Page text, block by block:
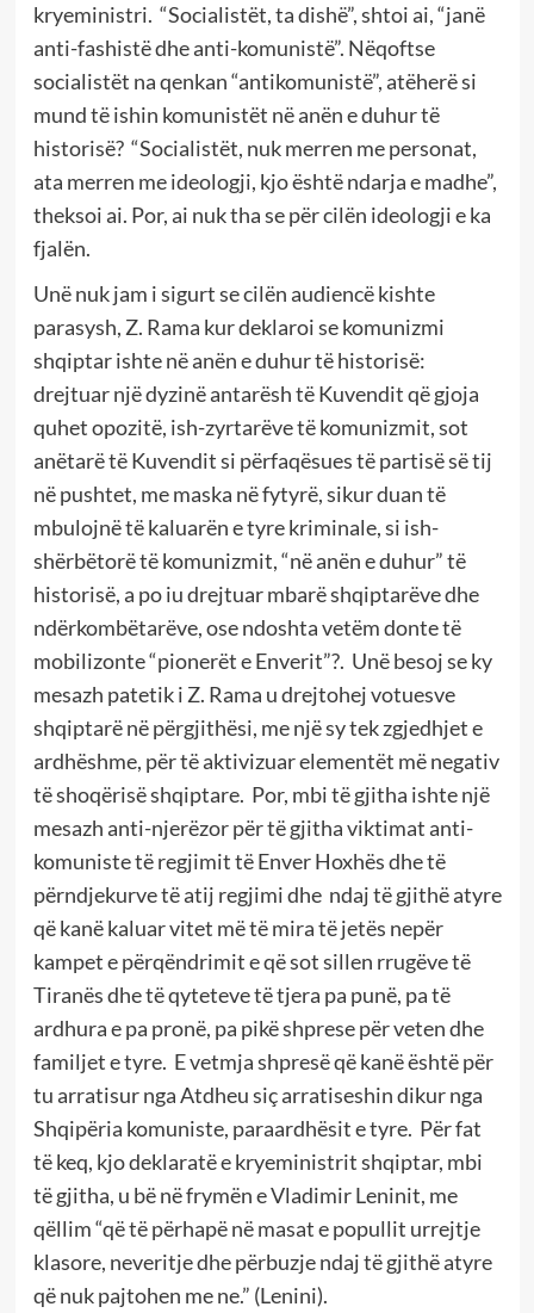
kryeministri. “Socialistët, ta dishë”, shtoi ai, “janë
anti-fashistë dhe anti-komunistë”. Nëqoftse
socialistët na qenkan “antikomunistë”, atëherë si
mund të ishin komunistët në anën e duhur të
historisë? “Socialistët, nuk merren me personat,
ata merren me ideologji, kjo është ndarja e madhe”,
theksoi ai. Por, ai nuk tha se për cilën ideologji e ka
fjalën.
Unë nuk jam i sigurt se cilën audiencë kishte
parasysh, Z. Rama kur deklaroi se komunizmi
shqiptar ishte në anën e duhur të historisë:
drejtuar një dyzinë antarësh të Kuvendit që gjoja
quhet opozitë, ish-zyrtarëve të komunizmit, sot
anëtarë të Kuvendit si përfaqësues të partisë së tij
në pushtet, me maska në fytyrë, sikur duan të
mbulojnë të kaluarën e tyre kriminale, si ish-
shërbëtorë të komunizmit, “në anën e duhur” të
historisë, a po iu drejtuar mbarë shqiptarëve dhe
ndërkombëtarëve, ose ndoshta vetëm donte të
mobilizonte “pionerët e Enverit”?. Unë besoj se ky
mesazh patetik i Z. Rama u drejtohej votuesve
shqiptarë në përgjithësi, me një sy tek zgjedhjet e
ardhëshme, për të aktivizuar elementët më negativ
të shoqërisë shqiptare. Por, mbi të gjitha ishte një
mesazh anti-njerëzor për të gjitha viktimat anti-
komuniste të regjimit të Enver Hoxhës dhe të
përndjekurve të atij regjimi dhe ndaj të gjithë atyre
që kanë kaluar vitet më të mira të jetës nepër
kampet e përqëndrimit e që sot sillen rrugëve të
Tiranës dhe të qyteteve të tjera pa punë, pa të
ardhura e pa pronë, pa pikë shprese për veten dhe
familjet e tyre. E vetmja shpresë që kanë është për
tu arratisur nga Atdheu siç arratiseshin dikur nga
Shqipëria komuniste, paraardhësit e tyre. Për fat
të keq, kjo deklaratë e kryeministrit shqiptar, mbi
të gjitha, u bë në frymën e Vladimir Leninit, me
qëllim “që të përhapë në masat e popullit urrejtje
klasore, neveritje dhe përbuzje ndaj të gjithë atyre
që nuk pajtohen me ne.” (Lenini).